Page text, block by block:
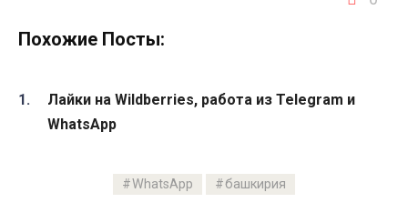
Похожие Посты:
Лайки на Wildberries, работа из Telegram и
WhatsApp
WhatsApp башкирия